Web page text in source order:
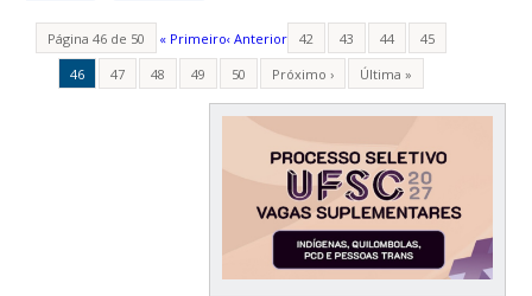
Página 46 de 50 « Primeiro‹ Anterior 42 43 44
45
46
47 48 49 50 Próximo › Última »